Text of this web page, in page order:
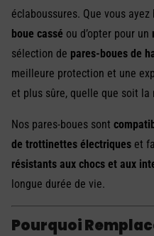
éclaboussures. Que vous ayez
boue cassé ou d’opter pour un
sélection de pares-boues de
meilleure protection et une
et plus sûre, quelle que soit la
Nos pares-boues sont
de trottinettes électriques et
résistants aux chocs et aux
longue durée de vie.
Pourquoi